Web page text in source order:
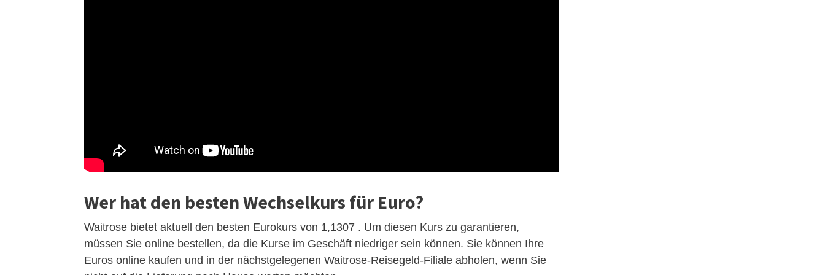
Wer hat den besten Wechselkurs für Euro?
Waitrose bietet aktuell den besten Eurokurs von 1,1307 . Um diesen Kurs zu garantieren,
müssen Sie online bestellen, da die Kurse im Geschäft niedriger sein können. Sie können Ihre
Euros online kaufen und in der nächstgelegenen Waitrose-Reisegeld-Filiale abholen, wenn Sie